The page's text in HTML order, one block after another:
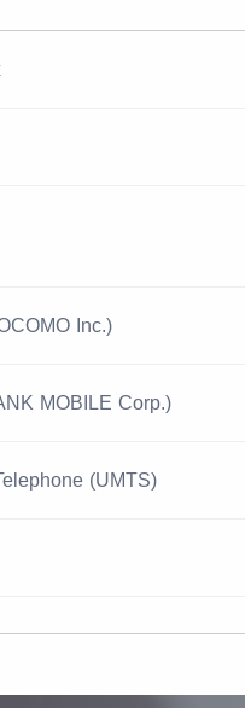
Inc.)
MOBILE Corp.)
(UMTS)